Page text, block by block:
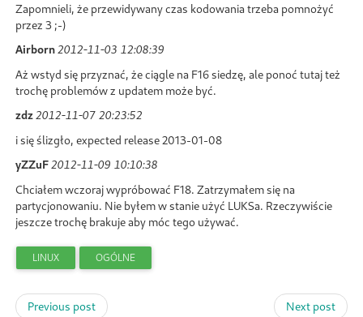
Zapomnieli, że przewidywany czas kodowania trzeba pomnożyć
przez 3 ;-)
Airborn2012-11-03 12:08:39
Aż wstyd się przyznać, że ciągle na F16 siedzę, ale ponoć tutaj też
trochę problemów z updatem może być.
zdz2012-11-07 20:23:52
i się ślizgło, expected release 2013-01-08
yZZuF2012-11-09 10:10:38
Chciałem wczoraj wypróbować F18. Zatrzymałem się na
partycjonowaniu. Nie byłem w stanie użyć LUKSa. Rzeczywiście
jeszcze trochę brakuje aby móc tego używać.
LINUX OGÓLNE
Previous post Next post